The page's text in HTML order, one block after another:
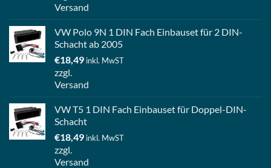
Versand
VW Polo 9N 1 DIN Fach Einbauset für 2 DIN-
Schacht ab 2005
€18,49 inkl. MwST
zzgl.
Versand
VW T5 1 DIN Fach Einbauset für Doppel-DIN-
Schacht
€18,49 inkl. MwST
zzgl.
Versand